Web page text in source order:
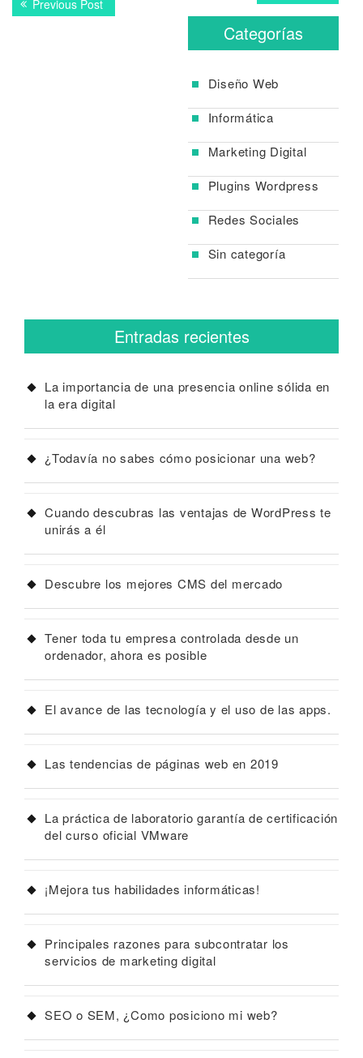
dePrevious Post
post:
post:
Categorías
Diseño Web
Informática
Marketing Digital
Plugins Wordpress
Redes Sociales
Sin categoría
Entradas recientes
La importancia de una presencia online sólida en
la era digital
¿Todavía no sabes cómo posicionar una web?
Cuando descubras las ventajas de WordPress te
unirás a él
Descubre los mejores CMS del mercado
Tener toda tu empresa controlada desde un
ordenador, ahora es posible
El avance de las tecnología y el uso de las apps.
Las tendencias de páginas web en 2019
La práctica de laboratorio garantía de certificación
del curso oficial VMware
¡Mejora tus habilidades informáticas!
Principales razones para subcontratar los
servicios de marketing digital
SEO o SEM, ¿Como posiciono mi web?